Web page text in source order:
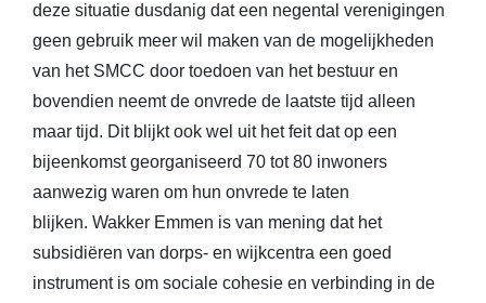
deze situatie dusdanig dat een negental verenigingen
geen gebruik meer wil maken van de mogelijkheden
van het SMCC door toedoen van het bestuur en
bovendien neemt de onvrede de laatste tijd alleen
maar tijd. Dit blijkt ook wel uit het feit dat op een
bijeenkomst georganiseerd 70 tot 80 inwoners
aanwezig waren om hun onvrede te laten
blijken. Wakker Emmen is van mening dat het
subsidiëren van dorps- en wijkcentra een goed
instrument is om sociale cohesie en verbinding in de